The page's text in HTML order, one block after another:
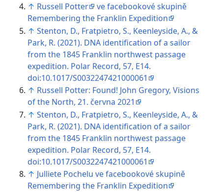
↑ Russell Potter
ve facebookové skupině
Remembering the Franklin Expedition
↑ Stenton, D., Fratpietro, S., Keenleyside, A., &
Park, R. (2021). DNA identification of a sailor
from the 1845 Franklin northwest passage
expedition. Polar Record, 57, E14.
doi:10.1017/S0032247421000061
↑ Russell Potter: Found! John Gregory, Visions
of the North, 21. června 2021
↑ Stenton, D., Fratpietro, S., Keenleyside, A., &
Park, R. (2021). DNA identification of a sailor
from the 1845 Franklin northwest passage
expedition. Polar Record, 57, E14.
doi:10.1017/S0032247421000061
↑ Julliete Pochelu ve facebookové skupině
Remembering the Franklin Expedition